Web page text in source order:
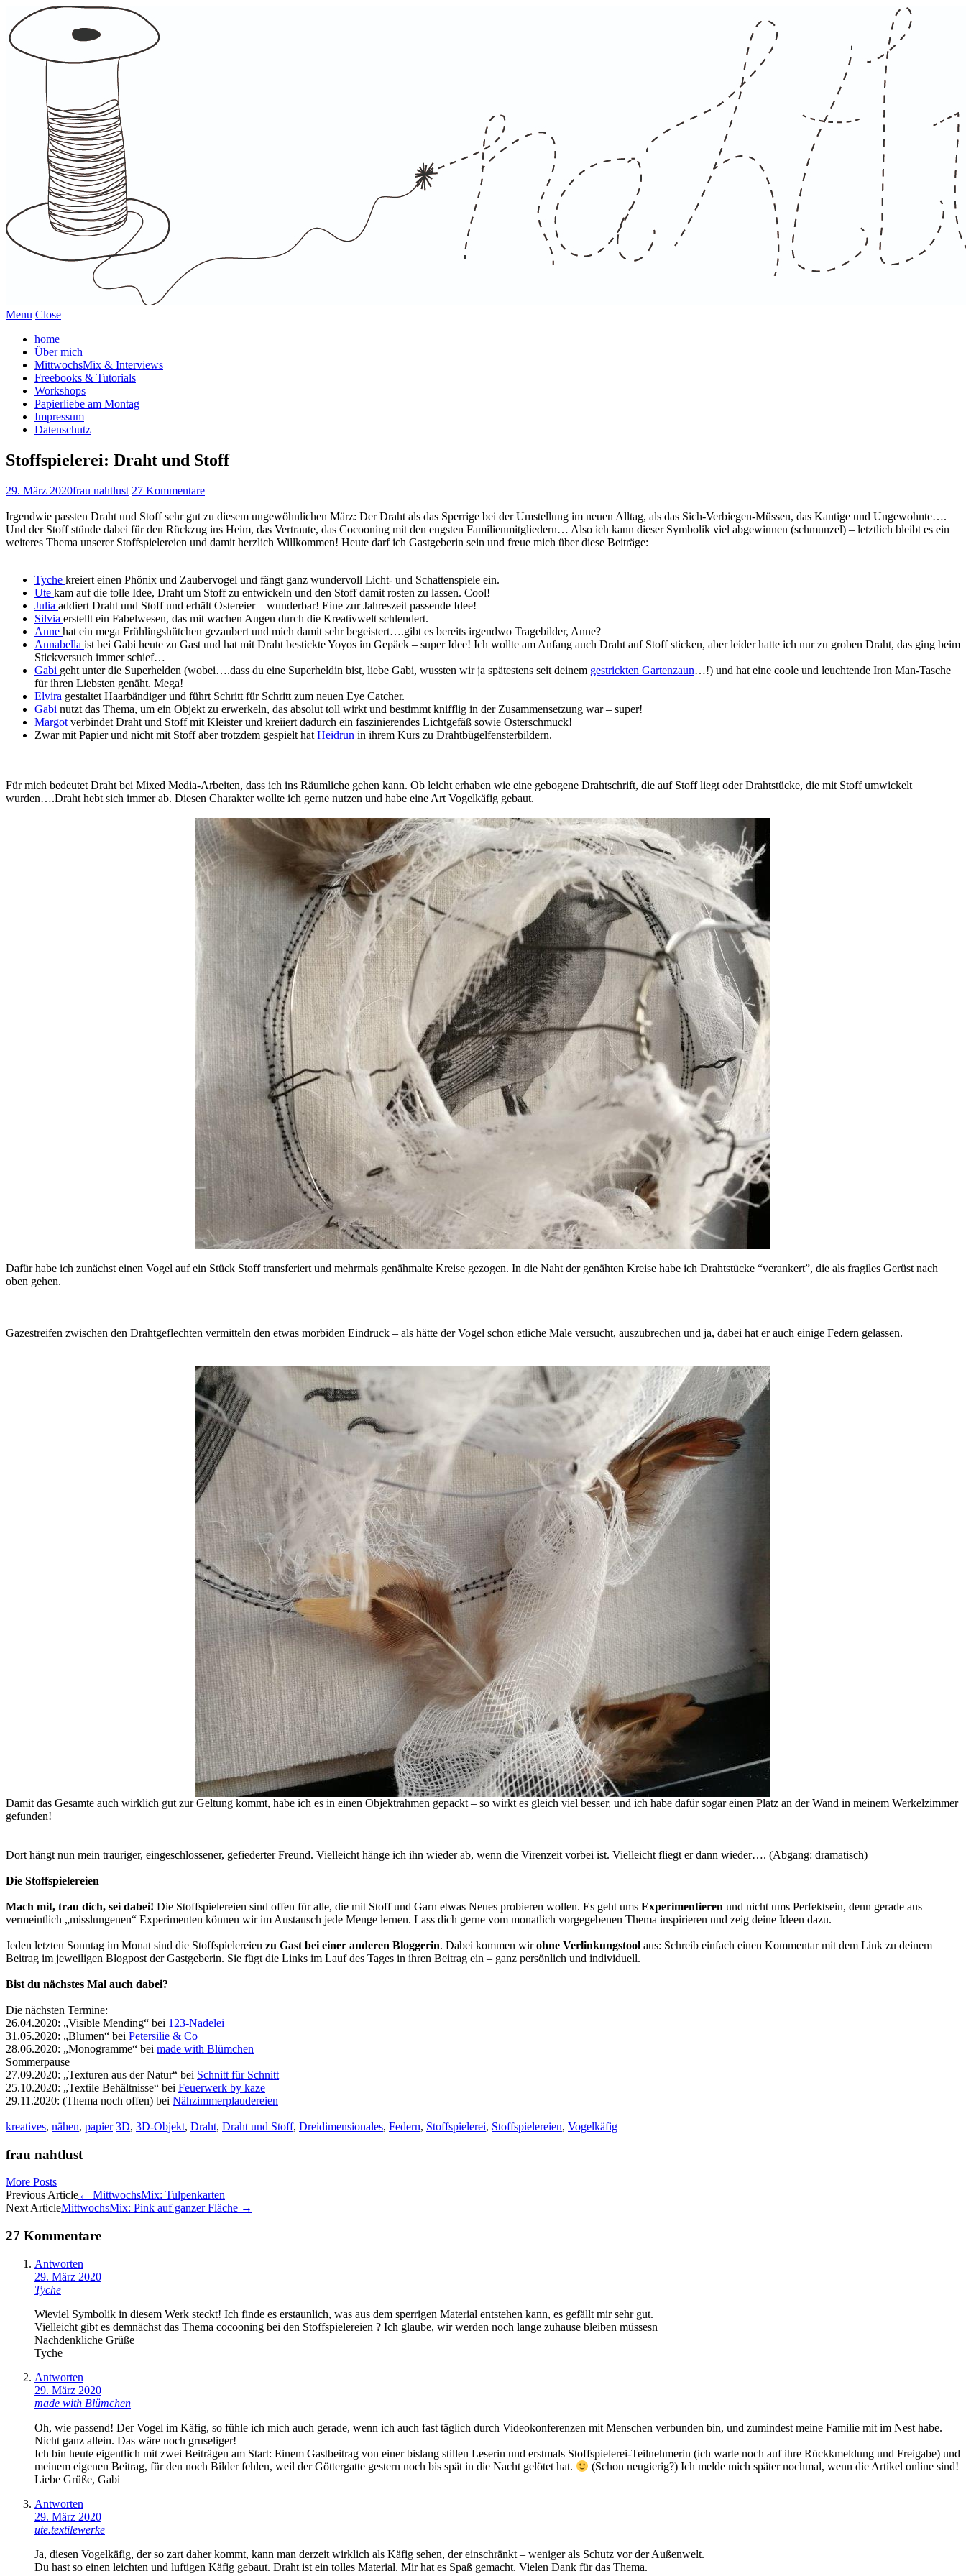
Menu Close
home
Über mich
MittwochsMix & Interviews
Freebooks & Tutorials
Workshops
Papierliebe am Montag
Impressum
Datenschutz
Stoffspielerei: Draht und Stoff
29. März 2020frau nahtlust 27 Kommentare
Irgendwie passten Draht und Stoff sehr gut zu diesem ungewöhnlichen März: Der Draht als das Sperrige bei der Umstellung im neuen Alltag, als das Sich-Verbiegen-Müssen, das Kantige und Ungewohnte….
Und der Stoff stünde dabei für den Rückzug ins Heim, das Vertraute, das Cocooning mit den engsten Familienmitgliedern… Also ich kann dieser Symbolik viel abgewinnen (schmunzel) – letztlich bleibt es ein
weiteres Thema unserer Stoffspielereien und damit herzlich Willkommen! Heute darf ich Gastgeberin sein und freue mich über diese Beiträge:
Tyche kreiert einen Phönix und Zaubervogel und fängt ganz wundervoll Licht- und Schattenspiele ein.
Ute kam auf die tolle Idee, Draht um Stoff zu entwickeln und den Stoff damit rosten zu lassen. Cool!
Julia addiert Draht und Stoff und erhält Ostereier – wunderbar! Eine zur Jahreszeit passende Idee!
Silvia erstellt ein Fabelwesen, das mit wachen Augen durch die Kreativwelt schlendert.
Anne hat ein mega Frühlingshütchen gezaubert und mich damit sehr begeistert….gibt es bereits irgendwo Tragebilder, Anne?
Annabella ist bei Gabi heute zu Gast und hat mit Draht bestickte Yoyos im Gepäck – super Idee! Ich wollte am Anfang auch Draht auf Stoff sticken, aber leider hatte ich nur zu groben Draht, das ging beim
Stickversuch immer schief…
Gabi geht unter die Superhelden (wobei….dass du eine Superheldin bist, liebe Gabi, wussten wir ja spätestens seit deinem gestrickten Gartenzaun…!) und hat eine coole und leuchtende Iron Man-Tasche
für ihren Liebsten genäht. Mega!
Elvira gestaltet Haarbändiger und führt Schritt für Schritt zum neuen Eye Catcher.
Gabi nutzt das Thema, um ein Objekt zu erwerkeln, das absolut toll wirkt und bestimmt knifflig in der Zusammensetzung war – super!
Margot verbindet Draht und Stoff mit Kleister und kreiiert dadurch ein faszinierendes Lichtgefäß sowie Osterschmuck!
Zwar mit Papier und nicht mit Stoff aber trotzdem gespielt hat Heidrun in ihrem Kurs zu Drahtbügelfensterbildern.
Für mich bedeutet Draht bei Mixed Media-Arbeiten, dass ich ins Räumliche gehen kann. Ob leicht erhaben wie eine gebogene Drahtschrift, die auf Stoff liegt oder Drahtstücke, die mit Stoff umwickelt
wurden….Draht hebt sich immer ab. Diesen Charakter wollte ich gerne nutzen und habe eine Art Vogelkäfig gebaut.
Dafür habe ich zunächst einen Vogel auf ein Stück Stoff transferiert und mehrmals genähmalte Kreise gezogen. In die Naht der genähten Kreise habe ich Drahtstücke “verankert”, die als fragiles Gerüst nach
oben gehen.
Gazestreifen zwischen den Drahtgeflechten vermitteln den etwas morbiden Eindruck – als hätte der Vogel schon etliche Male versucht, auszubrechen und ja, dabei hat er auch einige Federn gelassen.
Damit das Gesamte auch wirklich gut zur Geltung kommt, habe ich es in einen Objektrahmen gepackt – so wirkt es gleich viel besser, und ich habe dafür sogar einen Platz an der Wand in meinem Werkelzimmer
gefunden!
Dort hängt nun mein trauriger, eingeschlossener, gefiederter Freund. Vielleicht hänge ich ihn wieder ab, wenn die Virenzeit vorbei ist. Vielleicht fliegt er dann wieder…. (Abgang: dramatisch)
Die Stoffspielereien
Mach mit, trau dich, sei dabei! Die Stoffspielereien sind offen für alle, die mit Stoff und Garn etwas Neues probieren wollen. Es geht ums Experimentieren und nicht ums Perfektsein, denn gerade aus
vermeintlich „misslungenen“ Experimenten können wir im Austausch jede Menge lernen. Lass dich gerne vom monatlich vorgegebenen Thema inspirieren und zeig deine Ideen dazu.
Jeden letzten Sonntag im Monat sind die Stoffspielereien zu Gast bei einer anderen Bloggerin. Dabei kommen wirohne Verlinkungstool aus: Schreib einfach einen Kommentar mit dem Link zu deinem
Beitrag im jeweiligen Blogpost der Gastgeberin. Sie fügt die Links im Lauf des Tages in ihren Beitrag ein – ganz persönlich und individuell.
Bist du nächstes Mal auch dabei?
Die nächsten Termine:
26.04.2020: „Visible Mending“ bei 123-Nadelei
31.05.2020: „Blumen“ bei Petersilie & Co
28.06.2020: „Monogramme“ bei made with Blümchen
Sommerpause
27.09.2020: „Texturen aus der Natur“ bei Schnitt für Schnitt
25.10.2020: „Textile Behältnisse“ bei Feuerwerk by kaze
29.11.2020: (Thema noch offen) bei Nähzimmerplaudereien
kreatives, nähen, papier 3D, 3D-Objekt, Draht, Draht und Stoff, Dreidimensionales, Federn, Stoffspielerei, Stoffspielereien, Vogelkäfig
frau nahtlust
More Posts
Artikel-
Navigation
Previous Article← MittwochsMix: Tulpenkarten
Next ArticleMittwochsMix: Pink auf ganzer Fläche →
27 Kommentare
Antworten
29. März 2020
Tyche
Wieviel Symbolik in diesem Werk steckt! Ich finde es erstaunlich, was aus dem sperrigen Material entstehen kann, es gefällt mir sehr gut.
Vielleicht gibt es demnächst das Thema cocooning bei den Stoffspielereien ? Ich glaube, wir werden noch lange zuhause bleiben müssesn
Nachdenkliche Grüße
Tyche
Antworten
29. März 2020
made with Blümchen
Oh, wie passend! Der Vogel im Käfig, so fühle ich mich auch gerade, wenn ich auch fast täglich durch Videokonferenzen mit Menschen verbunden bin, und zumindest meine Familie mit im Nest habe.
Nicht ganz allein. Das wäre noch gruseliger!
Ich bin heute eigentlich mit zwei Beiträgen am Start: Einem Gastbeitrag von einer bislang stillen Leserin und erstmals Stoffspielerei-Teilnehmerin (ich warte noch auf ihre Rückkmeldung und Freigabe) und
meinem eigenen Beitrag, für den noch Bilder fehlen, weil der Göttergatte gestern noch bis spät in die Nacht gelötet hat.
(Schon neugierig?) Ich melde mich später nochmal, wenn die Artikel online sind!
Liebe Grüße, Gabi
Antworten
29. März 2020
ute.textilewerke
Ja, diesen Vogelkäfig, der so zart daher kommt, kann man derzeit wirklich als Käfig sehen, der einschränkt – weniger als Schutz vor der Außenwelt.
Du hast so einen leichten und luftigen Käfig gebaut. Draht ist ein tolles Material. Mir hat es Spaß gemacht. Vielen Dank für das Thema.